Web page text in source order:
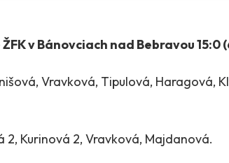
v Bánovciach nad Bebravou 15:0
Vravková, Tipulová, Haragová,
2, Kurinová 2, Vravková, Majdanová.